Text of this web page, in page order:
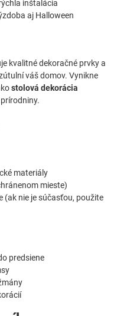
inštalácia
aj Halloween
kvalitné dekoračné prvky a
váš domov. Vynikne
stolová dekorácia
materiály
mieste)
(ak nie je súčasťou, použite
predsiene